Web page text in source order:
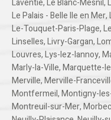
Laventie,Le Blanc-Mesnil,
Le Palais - Belle Ile en Mer,
Le-Touquet-Paris-Plage,
Linselles,Livry-Gargan,
Louvres,Lys-lez-lannoy,
Marly-la-Ville,Marquette-
Merville,Merville-
Montfermeil,Montigny-
Montreuil-sur-Mer,